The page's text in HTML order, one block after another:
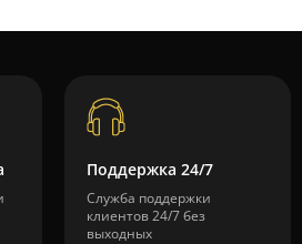
Поддержка 24/7
Служба поддержки
клиентов 24/7 без
выходных